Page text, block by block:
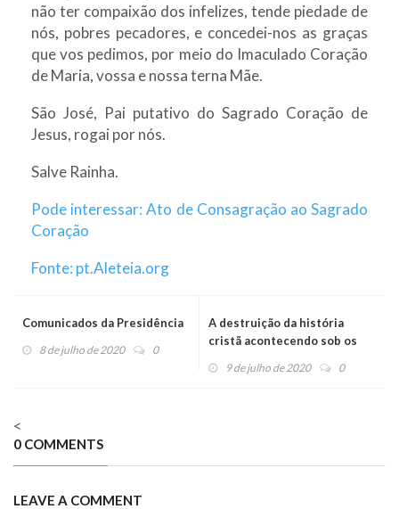
não ter compaixão dos infelizes, tende piedade de
nós, pobres pecadores, e concedei-nos as graças
que vos pedimos, por meio do Imaculado Coração
de Maria, vossa e nossa terna Mãe.
São José, Pai putativo do Sagrado Coração de
Jesus, rogai por nós.
Salve Rainha.
Pode interessar: Ato de Consagração ao Sagrado
Coração
Fonte: pt.Aleteia.org
Comunicados da Presidência
8 de julho de 2020 0
A destruição da história
cristã acontecendo sob os
9 de julho de 2020 0
<
0 COMMENTS
LEAVE A COMMENT